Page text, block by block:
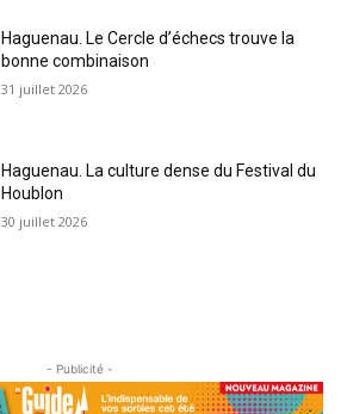
Haguenau. Le Cercle d’échecs trouve la
bonne combinaison
31 juillet 2026
Haguenau. La culture dense du Festival du
Houblon
30 juillet 2026
- Publicité -